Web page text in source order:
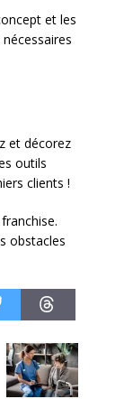
et les
et décorez
outils
clients !
obstacles